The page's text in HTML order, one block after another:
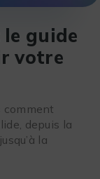
guide
votre
comment
depuis la
la